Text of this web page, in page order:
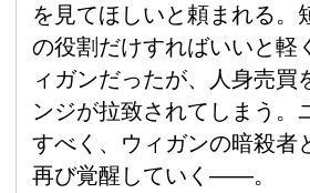
を見てほしいと頼まれる。
の役割だけすればいいと軽
ィガンだったが、人身売買
ンジが拉致されてしまう。
すべく、ウィガンの暗殺者
再び覚醒していく――。